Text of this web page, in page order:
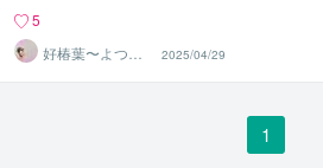
5
好椿葉〜よつ
ば〜
2025/04/29
1